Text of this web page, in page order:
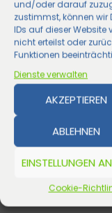
und/oder darauf
zustimmst, können
IDs auf dieser
nicht erteilst oder
Funktionen
Dienste verwalten
AKZEPTIEREN
ABLEHNEN
EINSTELLUNGEN
Cookie-